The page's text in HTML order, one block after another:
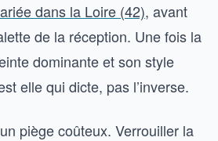
dans la Loire (42), avant
de la réception. Une fois la
dominante et son style
elle qui dicte, pas l’inverse.
piège coûteux. Verrouiller la